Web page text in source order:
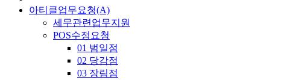
아티클업무요청(A)
세무관련업무지원
POS수정요청
01 범일점
02 당감점
03 장림점